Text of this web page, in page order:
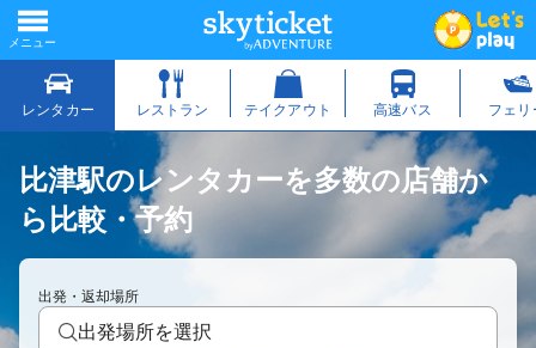
比津駅のレンタカーを多数の店舗か
ら比較・予約
出発・返却場所
出発場所を選択